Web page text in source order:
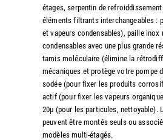
étages, serpentin de
éléments filtrants interchangeables :
et vapeurs condensables), paille inox
condensables avec une plus grande
tamis moléculaire (élimine la
mécaniques et protège votre pompe
sodée (pour fixer les produits
actif (pour fixer les vapeurs
20µ (pour les particules, nettoyable).
peuvent être montés seuls ou
modèles multi-étagés.